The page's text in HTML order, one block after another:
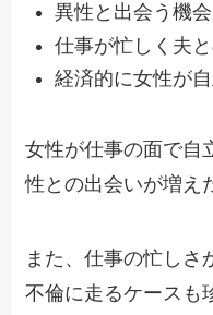
異性と出会う機
仕事が忙しく夫
経済的に女性が
女性が仕事の面で自
性との出会いが増え
また、仕事の忙しさ
不倫に走るケースも